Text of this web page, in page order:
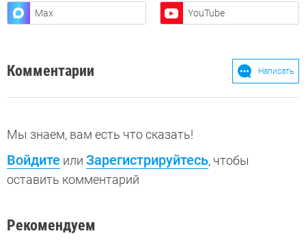
Max YouTube
Комментарии Написать
Мы знаем, вам есть что сказать!
Войдите или Зарегистрируйтесь, чтобы
оставить комментарий
Рекомендуем